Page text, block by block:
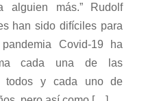
más.” Rudolf
han sido difíciles para
Covid-19 ha
cada una de las
todos y cada uno de